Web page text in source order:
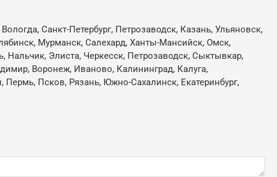
Санкт-Петербург, Петрозаводск, Казань, Ульяновск,
Мурманск, Салехард, Ханты-Мансийск, Омск,
Нальчик, Элиста, Черкесск, Петрозаводск, Сыктывкар,
Воронеж, Иваново, Калининград, Калуга,
Псков, Рязань, Южно-Сахалинск, Екатеринбург,